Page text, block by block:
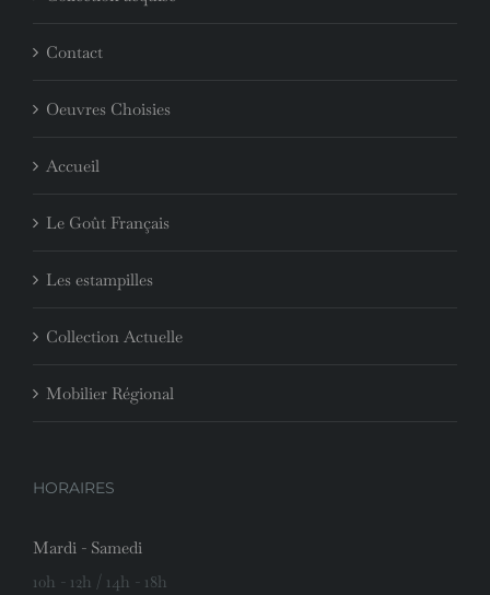
Contact
Oeuvres Choisies
Accueil
Le Goût Français
Les estampilles
Collection Actuelle
Mobilier Régional
HORAIRES
Mardi - Samedi
10h - 12h / 14h - 18h